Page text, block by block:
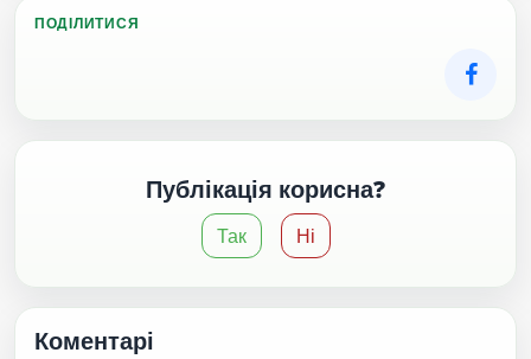
ПОДІЛИТИСЯ
Публікація корисна?
Так Ні
Коментарі